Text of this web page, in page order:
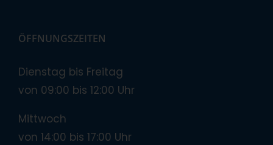
ÖFFNUNGSZEITEN
Dienstag bis Freitag
von 09:00 bis 12:00 Uhr
Mittwoch
von 14:00 bis 17:00 Uhr